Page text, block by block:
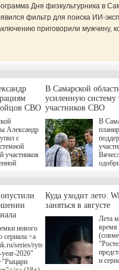
Дня физкультурника в
фильтр для поиска ИИ-
приговорили мужчину,
СВО
Александр
с
участников
ее на
и семьям
которая
7
В Самарской
усиленную систему
участников СВО
В
нового
сериала <a
series/rytsari-
2026"
Куда уходит лето:
заняться в августе
Лета
время
и